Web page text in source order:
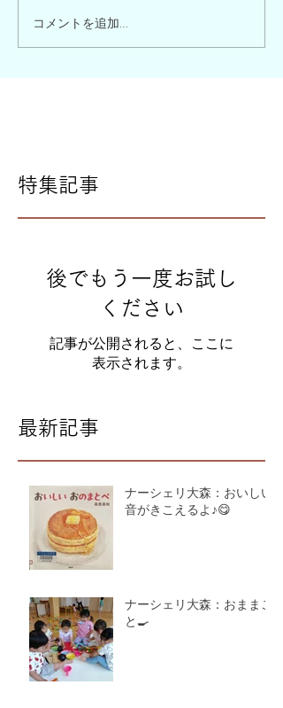
コメントを追加…
特集記事
後でもう一度お試し
ください
記事が公開されると、ここに
表示されます。
最新記事
ナーシェリ大森：おいしい
音がきこえるよ♪😋
ナーシェリ大森：おままご
と🍳